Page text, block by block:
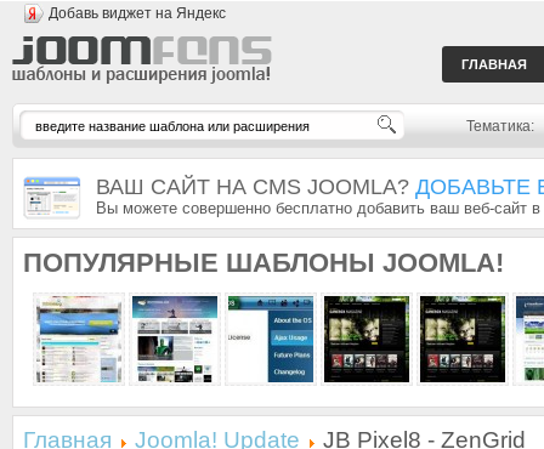
Добавь виджет на Яндекс
ГЛАВНАЯ
Тематика:
ВАШ САЙТ НА CMS JOOMLA? ДОБАВЬТЕ
Вы можете совершенно бесплатно добавить ваш веб-сайт
ПОПУЛЯРНЫЕ ШАБЛОНЫ JOOMLA!
Главная Joomla! Update JB Pixel8 - ZenGrid